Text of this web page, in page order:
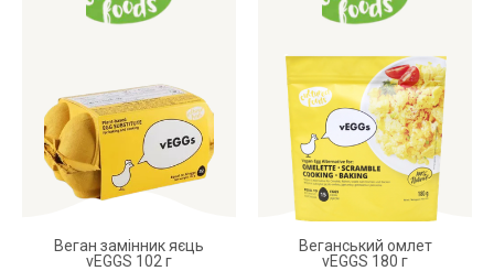
Веган замінник яєць
vEGGS 102 г
Веганський омлет
vEGGS 180 г